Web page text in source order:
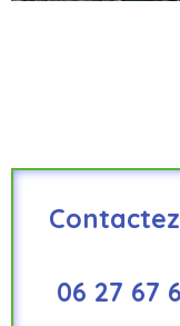
06 27 67